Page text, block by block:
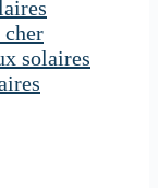
cher
solaires